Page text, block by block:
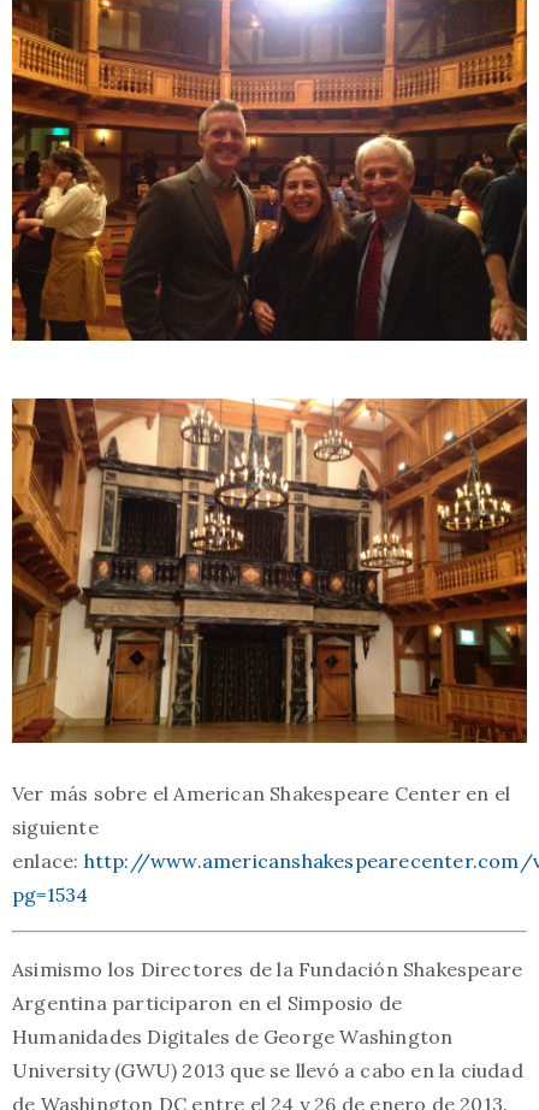
Ver más sobre el American Shakespeare Center en el
siguiente
enlace: http://www.americanshakespearecenter.com/
pg=1534
Asimismo los Directores de la Fundación Shakespeare
Argentina participaron en el Simposio de
Humanidades Digitales de George Washington
University (GWU) 2013 que se llevó a cabo en la ciudad
de Washington DC entre el 24 y 26 de enero de 2013.